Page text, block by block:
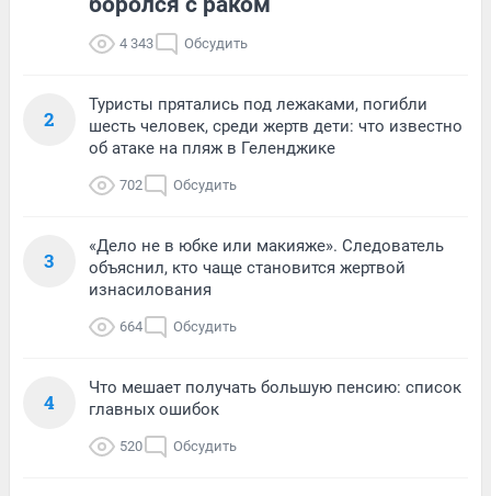
4 343 Обсудить
2
Туристы прятались под лежаками, погибли
шесть человек, среди жертв дети: что известно
об атаке на пляж в Геленджике
702 Обсудить
3
«Дело не в юбке или макияже». Следователь
объяснил, кто чаще становится жертвой
изнасилования
664 Обсудить
4
Что мешает получать большую пенсию: список
главных ошибок
520 Обсудить